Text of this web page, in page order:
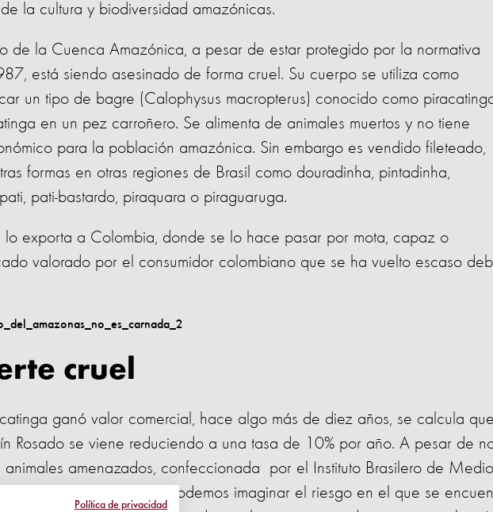
la cultura y biodiversidad amazónicas.
de la Cuenca Amazónica, a pesar de estar protegido por la normativa
está siendo asesinado de forma cruel. Su cuerpo se utiliza como
un tipo de bagre (Calophysus macropterus) conocido como
en un pez carroñero. Se alimenta de animales muertos y no tiene
para la población amazónica. Sin embargo es vendido fileteado,
formas en otras regiones de Brasil como douradinha, pintadinha,
pati-bastardo, piraquara o piraguaruga.
lo exporta a Colombia, donde se lo hace pasar por mota, capaz o
valorado por el consumidor colombiano que se ha vuelto escaso
cruel
ganó valor comercial, hace algo más de diez años, se calcula
Rosado se viene reduciendo a una tasa de 10% por año. A pesar de
animales amenazados, confeccionada por el Instituto Brasilero de Medio
Renovables (IBAMA), podemos imaginar el riesgo en el que se
Política de privacidad